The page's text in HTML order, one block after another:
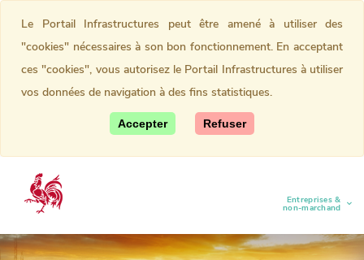
Entreprises &
non-marchand
(current)
Le Portail Infrastructures peut être amené à utiliser des
"cookies" nécessaires à son bon fonctionnement. En acceptant
ces "cookies", vous autorisez le Portail Infrastructures à utiliser
vos données de navigation à des fins statistiques.
Accepter Refuser